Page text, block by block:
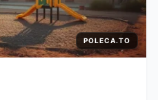
POLECA.TO